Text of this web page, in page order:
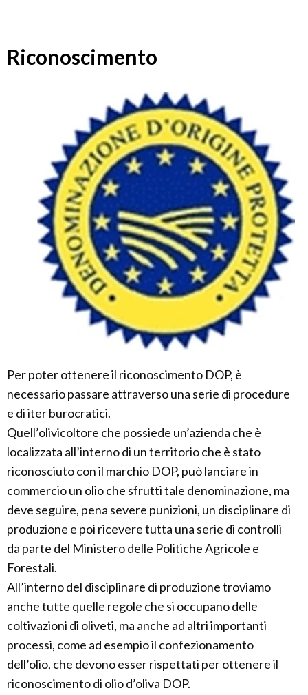
Riconoscimento
Per poter ottenere il riconoscimento DOP, è
necessario passare attraverso una serie di procedure
e di iter burocratici.
Quell’olivicoltore che possiede un’azienda che è
localizzata all’interno di un territorio che è stato
riconosciuto con il marchio DOP, può lanciare in
commercio un olio che sfrutti tale denominazione, ma
deve seguire, pena severe punizioni, un disciplinare di
produzione e poi ricevere tutta una serie di controlli
da parte del Ministero delle Politiche Agricole e
Forestali.
All’interno del disciplinare di produzione troviamo
anche tutte quelle regole che si occupano delle
coltivazioni di oliveti, ma anche ad altri importanti
processi, come ad esempio il confezionamento
dell’olio, che devono esser rispettati per ottenere il
riconoscimento di olio d’oliva DOP.